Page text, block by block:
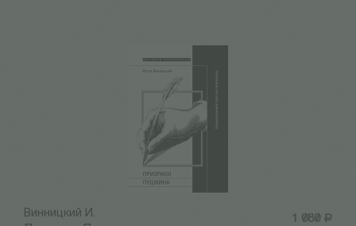
1 080 Р
Винницкий И.